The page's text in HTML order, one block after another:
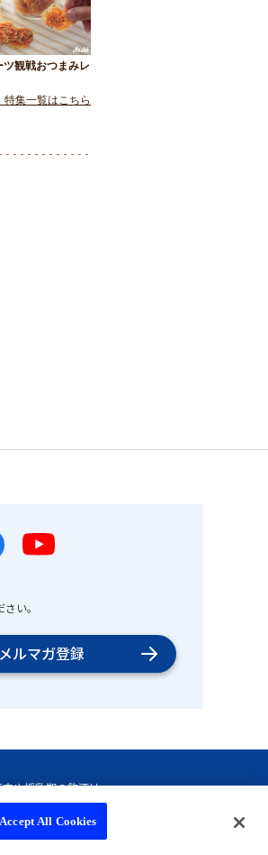
ツ観戦おつまみレ
特集一覧はこちら
い。
メルマガ登録
Accept All Cookies